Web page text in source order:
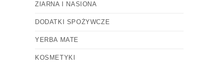
ZIARNA I NASIONA
DODATKI SPOŻYWCZE
YERBA MATE
KOSMETYKI